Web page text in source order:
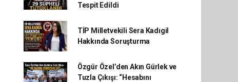
Tespit Edildi
TİP Milletvekili Sera Kadıgil
Hakkında Soruşturma
Özgür Özel’den Akın Gürlek ve
Tuzla Çıkışı: “Hesabını